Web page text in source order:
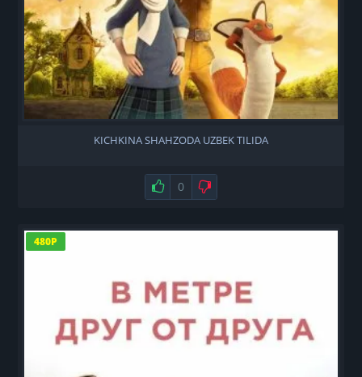
KICHKINA SHAHZODA UZBEK TILIDA
Нравится
0 Не нравится
480P